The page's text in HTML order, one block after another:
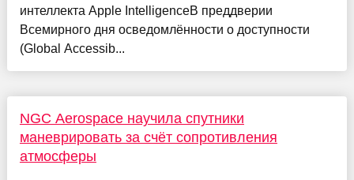
интеллекта Apple IntelligenceВ преддверии
Всемирного дня осведомлённости о доступности
(Global Accessib...
NGC Aerospace научила спутники
маневрировать за счёт сопротивления
атмосферы